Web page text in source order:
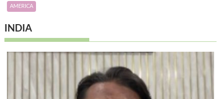
AMERICA
INDIA